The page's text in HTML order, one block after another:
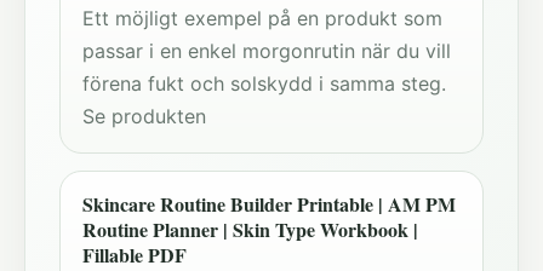
Ett möjligt exempel på en produkt som
passar i en enkel morgonrutin när du vill
förena fukt och solskydd i samma steg.
Se produkten
Skincare Routine Builder Printable | AM PM
Routine Planner | Skin Type Workbook |
Fillable PDF